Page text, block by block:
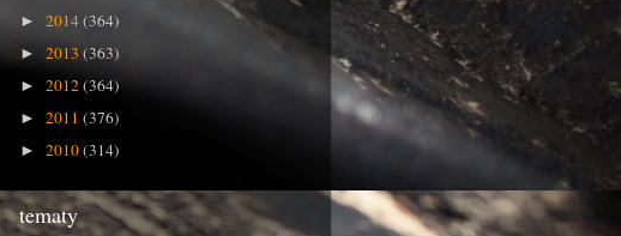
► 2014(364)
► 2013 (363)
► 2012(364)
► 2011 (376)
► 2010(314)
tematy